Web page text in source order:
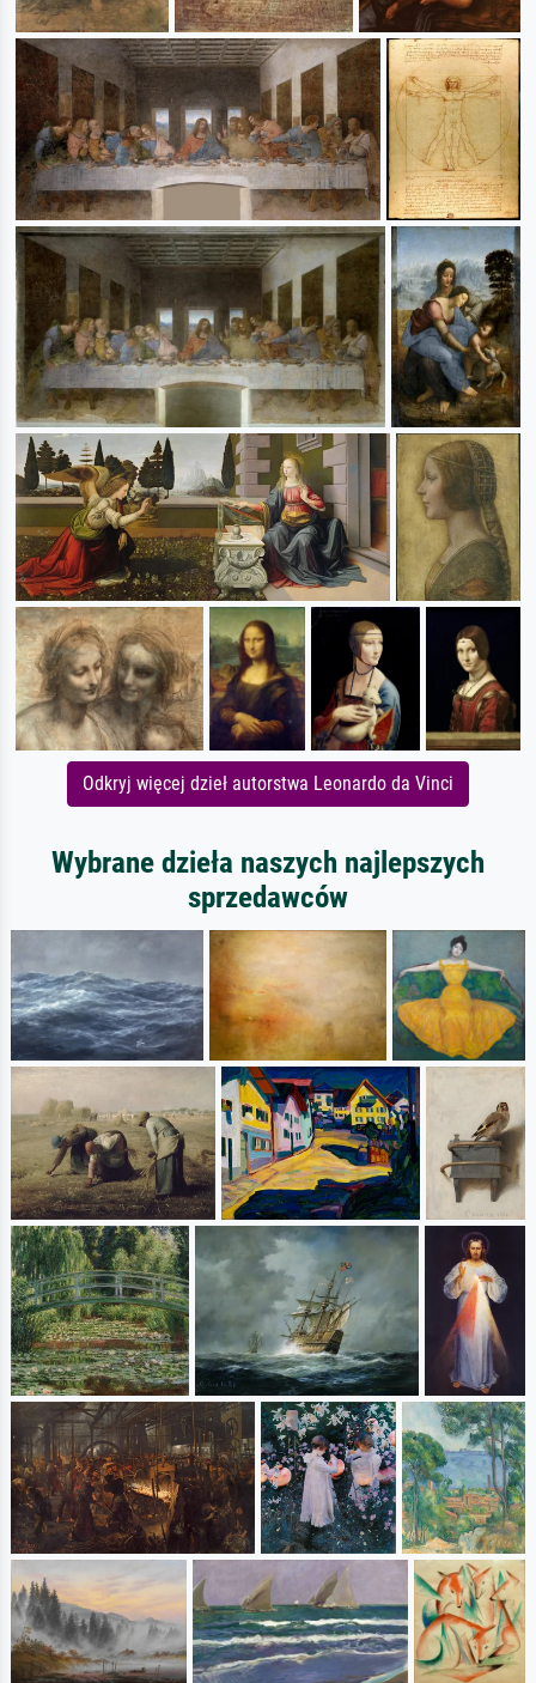
Odkryj więcej dzieł autorstwa Leonardo da Vinci
Wybrane dzieła naszych najlepszych
sprzedawców